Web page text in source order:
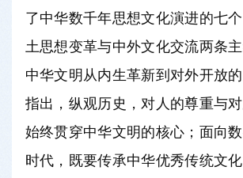
了中华数千年思想文化演进的七
土思想变革与中外文化交流两条
中华文明从内生革新到对外开放
指出，纵观历史，对人的尊重与
始终贯穿中华文明的核心；面向
时代，既要传承中华优秀传统文